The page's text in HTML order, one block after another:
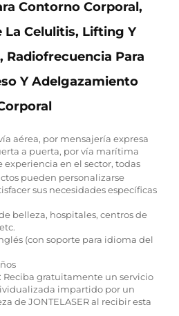
Contorno Corporal,
La Celulitis, Lifting Y
Radiofrecuencia Para
Y Adelgazamiento
aérea, por mensajería expresa
a puerta, por vía marítima
experiencia en el sector, todas
pueden personalizarse
sus necesidades específicas
belleza, hospitales, centros de
(con soporte para idioma del
gratuitamente un servicio
impartido por un
de JONTELASER al recibir esta